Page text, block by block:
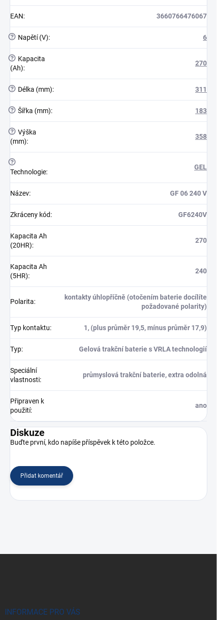
EAN: 3660766476067
? Napětí (V): 6
?
Kapacita
(Ah):
270
? Délka (mm): 311
? Šířka (mm): 183
? Výška
(mm):
358
?
Technologie:
GEL
Název: GF 06 240 V
Zkráceny kód: GF6240V
Kapacita Ah
(20HR):
270
Kapacita Ah
(5HR):
240
Polarita:
kontakty úhlopříčně (otočením baterie docílíte
požadované polarity)
Typ kontaktu: 1, (plus průměr 19,5, mínus průměr 17,9)
Typ: Gelová trakční baterie s VRLA technologií
Speciální
vlastnosti:
průmyslová trakční baterie, extra odolná
Připraven k
použití:
ano
Diskuze
Buďte první, kdo napíše příspěvek k této položce.
Přidat komentář
INFORMACE PRO VÁS